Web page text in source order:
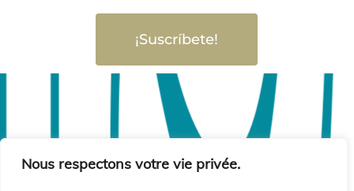
Nous respectons votre vie privée.
¡Suscríbete!